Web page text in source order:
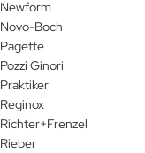
Newform
Novo-Boch
Pagette
Pozzi Ginori
Praktiker
Reginox
Richter+Frenzel
Rieber